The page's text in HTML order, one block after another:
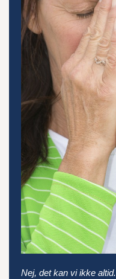
Nej, det kan vi ikke altid.